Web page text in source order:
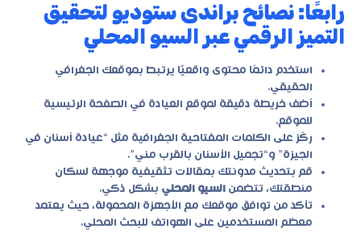
رابعًا: نصائح براندى ستوديو لتحقيق
التميز الرقمي عبر السيو المحلي
استخدم دائمًا محتوى واقعيًّا يرتبط بموقعك الجغرافي
الحقيقي.
أضف خريطة دقيقة لموقع العيادة في الصفحة الرئيسية
للموقع.
ركّز على الكلمات المفتاحية الجغرافية مثل “عيادة أسنان في
الجيزة” و“تجميل الأسنان بالقرب مني”.
قم بتحديث مدونتك بمقالات تثقيفية موجهة لسكان
منطقتك، تتضمن السيو المحلي بشكل ذكي.
تأكد من توافق موقعك مع الأجهزة المحمولة، حيث يعتمد
معظم المستخدمين على الهواتف للبحث المحلي.